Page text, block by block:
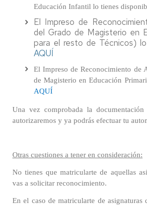
Educación Infantil lo tienes
El Impreso de
del Grado de Magisterio en
para el resto de Técnicos)
AQUÍ
El Impreso de Reconocimiento de
de Magisterio en Educación
AQUÍ
Una vez comprobada la
autorizaremos y ya podrás efectuar tu
Otras cuestiones a tener en consideración:
No tienes que matricularte de aquellas
vas a solicitar reconocimiento.
En el caso de matricularte de asignaturas